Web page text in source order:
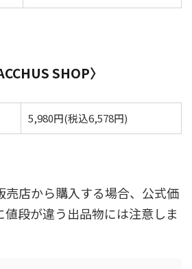
SHOP〉
5,980円(税込6,578円)
売店から購入する場合、公式価
段が違う出品物には注意しま